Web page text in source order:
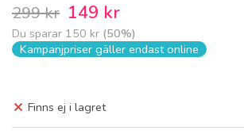
299 kr 149 kr
Du sparar 150 kr (50%)
Kampanjpriser gäller endast online
Finns ej i lagret